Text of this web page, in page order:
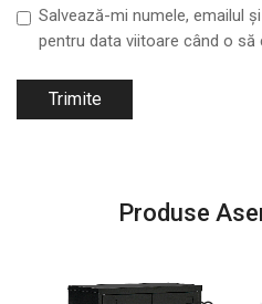
Salvează-mi numele, emailul
pentru data viitoare când o să
Produse